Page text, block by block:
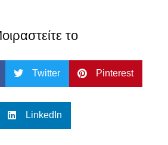
το
Twitter Pinterest
LinkedIn